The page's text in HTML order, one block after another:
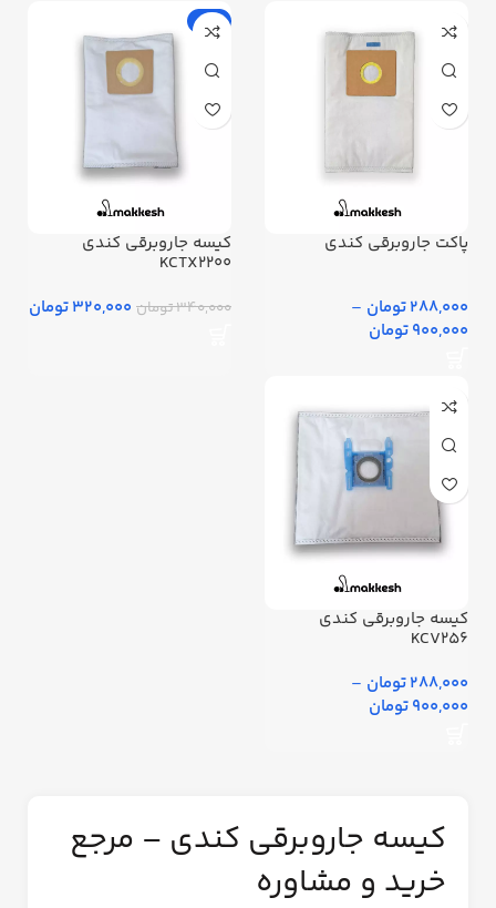
پاکت جاروبرقی کندی
288,000 تومان
–
900,000 تومان
-6%
کیسه جاروبرقی کندی
KCTX2200
340,000 تومان 320,000 تومان
کیسه جاروبرقی کندی
KCV256
288,000 تومان
–
900,000 تومان
کیسه جاروبرقی کندی – مرجع
خرید و مشاوره